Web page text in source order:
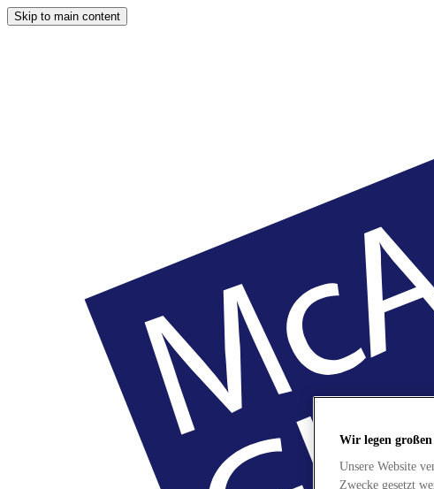
Skip to main content
Wir legen
Unsere Website
Zwecke gesetzt